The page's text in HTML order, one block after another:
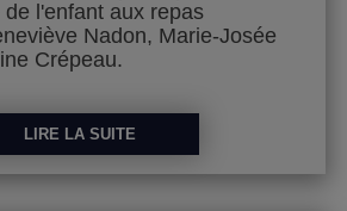
l'enfant aux repas
Nadon, Marie-Josée
Crépeau.
de l'enfant est
cours de réalisation. Nous
de sa publication dès que
LIRE LA SUITE